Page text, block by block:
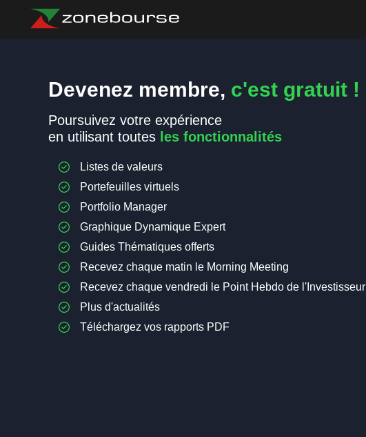
Devenez membre, c'est gratuit !
Poursuivez votre expérience
en utilisant toutes les fonctionnalités
Listes de valeurs
Portefeuilles virtuels
Portfolio Manager
Graphique Dynamique Expert
Guides Thématiques offerts
Recevez chaque matin le Morning Meeting
Recevez chaque vendredi le Point Hebdo de l'Investisseur
Plus d'actualités
Téléchargez vos rapports PDF